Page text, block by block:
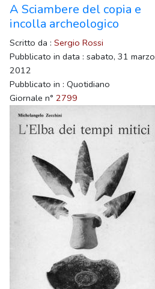
A Sciambere del copia e
incolla archeologico
Scritto da : Sergio Rossi
Pubblicato in data : sabato, 31 marzo
2012
Pubblicato in : Quotidiano
Giornale n° 2799